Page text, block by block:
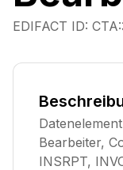
EDIFACT ID:
Bearbeiter,
INSRPT,